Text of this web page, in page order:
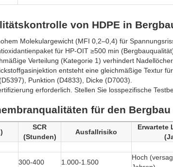
von HDPE in
Molekulargewicht (MFI 0,2–0,4) für
für HP-OIT ≥500 min
Verteilung (Kategorie 1) verhindert Nadellöcher.
entsteht eine gleichmäßige Textur
Punktion (D4833), Dicke (D7003).
erforderlich. Stellen Sie losspezifische
für den Bergbau
SCR
(Stunden)
Ausfallrisiko
Erwartete
300-400 1.000-1.500
Hoch